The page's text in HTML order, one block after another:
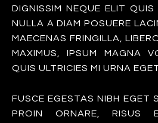
DIGNISSIM NEQUE ELIT
NULLA A DIAM POSUERE
MAECENAS FRINGILLA,
MAXIMUS, IPSUM MAGNA
QUIS ULTRICIES MI URNA
FUSCE EGESTAS NIBH EGET
PROIN ORNARE, RISUS